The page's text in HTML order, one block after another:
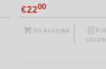
€2200
Do koszyka